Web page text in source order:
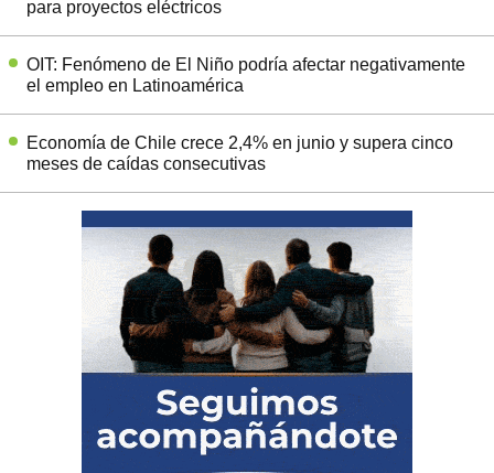
para proyectos eléctricos
OIT: Fenómeno de El Niño podría afectar negativamente
el empleo en Latinoamérica
Economía de Chile crece 2,4% en junio y supera cinco
meses de caídas consecutivas